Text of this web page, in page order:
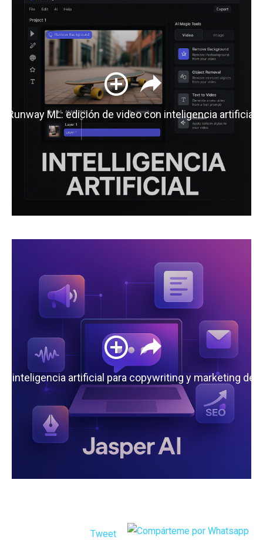
Runway ML: edición de video con inteligencia artificial
la inteligencia artificial para copywriting y marketing de
Tweet